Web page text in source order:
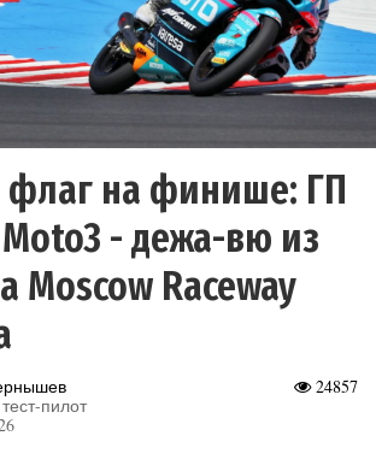
на финише: ГП
- дежа-вю из
Moscow Raceway
24857
пилот